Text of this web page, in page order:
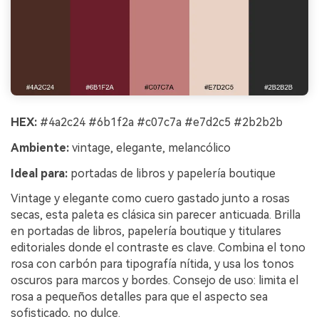
HEX: #4a2c24 #6b1f2a #c07c7a #e7d2c5 #2b2b2b
Ambiente: vintage, elegante, melancólico
Ideal para: portadas de libros y papelería boutique
Vintage y elegante como cuero gastado junto a rosas
secas, esta paleta es clásica sin parecer anticuada. Brilla
en portadas de libros, papelería boutique y titulares
editoriales donde el contraste es clave. Combina el tono
rosa con carbón para tipografía nítida, y usa los tonos
oscuros para marcos y bordes. Consejo de uso: limita el
rosa a pequeños detalles para que el aspecto sea
sofisticado, no dulce.